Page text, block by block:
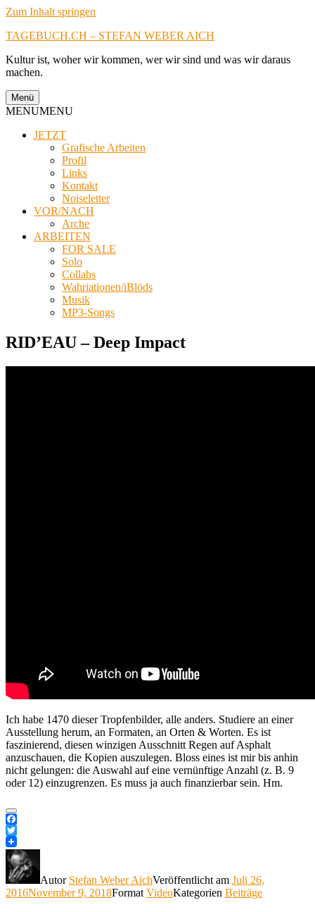
Zum Inhalt springen
TAGEBUCH.CH – STEFAN WEBER AICH
Kultur ist, woher wir kommen, wer wir sind und was wir daraus
machen.
Menü
MENUMENU
JETZT
Grafische Arbeiten
Profil
Links
Kontakt
Noiseletter
VOR/NACH
Arche
ARBEITEN
FOR SALE
Solo
Collabs
Wahriationen/iBlöds
Musik
MP3-Songs
RID’EAU – Deep Impact
Ich habe 1470 dieser Tropfenbilder, alle anders. Studiere an einer
Ausstellung herum, an Formaten, an Orten & Worten. Es ist
faszinierend, diesen winzigen Ausschnitt Regen auf Asphalt
anzuschauen, die Kopien auszulegen. Bloss eines ist mir bis anhin
nicht gelungen: die Auswahl auf eine vernünftige Anzahl (z. B. 9
oder 12) einzugrenzen. Es muss ja auch finanzierbar sein. Hm.
Facebook
Twitter
Autor Stefan Weber AichVeröffentlicht am Juli 26,
2016November 9, 2018Format VideoKategorien Beiträge